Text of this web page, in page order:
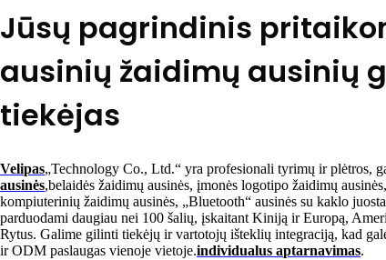
Jūsų pagrindinis
ausinių žaidimų ausinių
tiekėjas
Velipas„Technology Co., Ltd.“ yra profesionali tyrimų ir plėtros,
ausinės,belaidės žaidimų ausinės, įmonės logotipo žaidimų
kompiuterinių žaidimų ausinės, „Bluetooth“ ausinės su kaklo
parduodami daugiau nei 100 šalių, įskaitant Kiniją ir Europą,
Rytus. Galime gilinti tiekėjų ir vartotojų išteklių integraciją, kad
ir ODM paslaugas vienoje vietoje.individualus aptarnavimas.